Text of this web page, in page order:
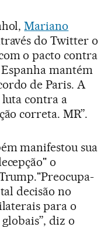
Mariano
do Twitter o
o pacto contra
Espanha mantém
de Paris. A
contra a
correta. MR”.
manifestou sua
o
decisão no
para o
diz o